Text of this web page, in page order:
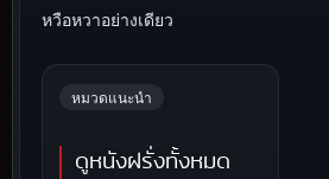
หวือหวาอย่างเดียว
หมวดแนะนำ
ดูหนังฝรั่งทั้งหมด